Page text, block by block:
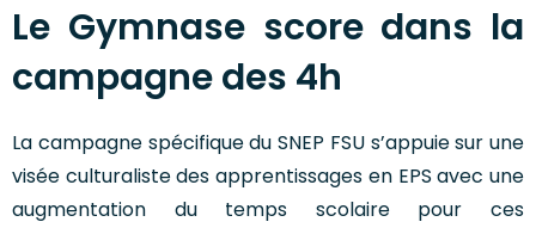
Le Gymnase score dans la
campagne des 4h
La campagne spécifique du SNEP FSU s’appuie sur une
visée culturaliste des apprentissages en EPS avec une
augmentation du temps scolaire pour ces